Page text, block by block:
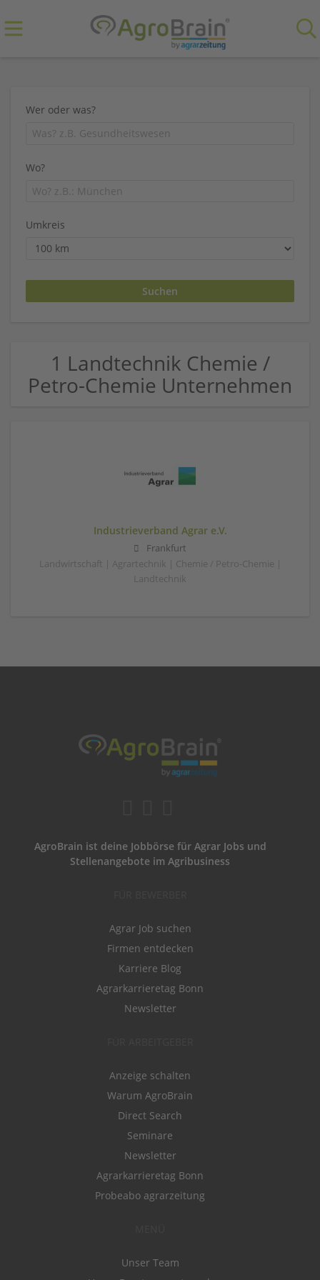
Wer oder was?
Wo?
Umkreis
1 Landtechnik Chemie /
Petro-Chemie Unternehmen
Industrieverband Agrar e.V.
Frankfurt
Landwirtschaft | Agrartechnik | Chemie / Petro-Chemie |
Landtechnik
AgroBrain ist deine Jobbörse für Agrar Jobs und
Stellenangebote im Agribusiness
Agrar Job suchen
Firmen entdecken
Karriere Blog
Agrarkarrieretag Bonn
Newsletter
Anzeige schalten
Warum AgroBrain
Direct Search
Seminare
Newsletter
Agrarkarrieretag Bonn
Probeabo agrarzeitung
Unser Team